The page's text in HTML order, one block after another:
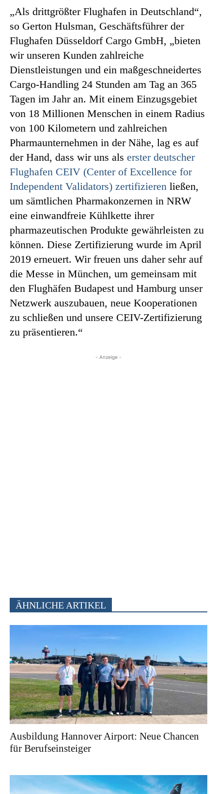
„Als drittgrößter Flughafen in Deutschland“,
so Gerton Hulsman, Geschäftsführer der
Flughafen Düsseldorf Cargo GmbH, „bieten
wir unseren Kunden zahlreiche
Dienstleistungen und ein maßgeschneidertes
Cargo-Handling 24 Stunden am Tag an 365
Tagen im Jahr an. Mit einem Einzugsgebiet
von 18 Millionen Menschen in einem Radius
von 100 Kilometern und zahlreichen
Pharmaunternehmen in der Nähe, lag es auf
der Hand, dass wir uns als erster deutscher
Flughafen CEIV (Center of Excellence for
Independent Validators) zertifizieren ließen,
um sämtlichen Pharmakonzernen in NRW
eine einwandfreie Kühlkette ihrer
pharmazeutischen Produkte gewährleisten zu
können. Diese Zertifizierung wurde im April
2019 erneuert. Wir freuen uns daher sehr auf
die Messe in München, um gemeinsam mit
den Flughäfen Budapest und Hamburg unser
Netzwerk auszubauen, neue Kooperationen
zu schließen und unsere CEIV-Zertifizierung
zu präsentieren.“
- Anzeige -
ÄHNLICHE ARTIKEL
Ausbildung Hannover Airport: Neue Chancen
für Berufseinsteiger